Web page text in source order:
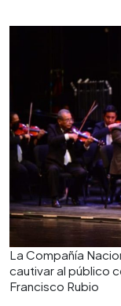
La Compañía
cautivar al público
Francisco Rubio